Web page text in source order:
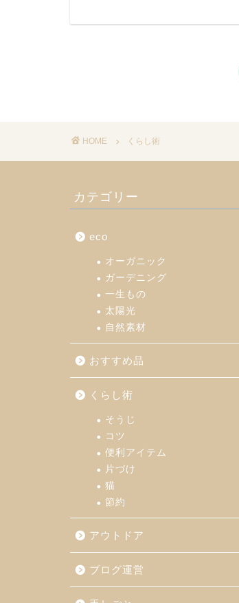
HOME くらし術
カテゴリー
eco
オーガニック
ガーデニング
一生もの
太陽光
自然素材
おすすめ品
くらし術
そうじ
コツ
便利アイテム
片づけ
猫
節約
アウトドア
ブログ運営